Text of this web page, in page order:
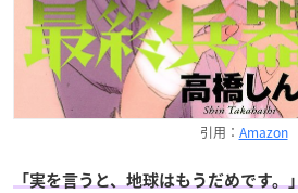
引用： Amazon
「実を言うと、地球はもうだめです。」